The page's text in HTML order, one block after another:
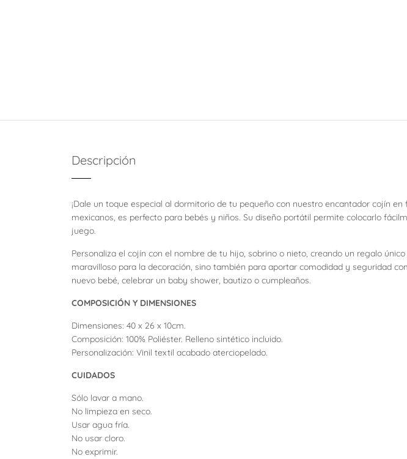
Descripción
¡Dale un toque especial al dormitorio de tu pequeño con nuestro encantador cojín
mexicanos, es perfecto para bebés y niños. Su diseño portátil permite colocarlo
juego.
Personaliza el cojín con el nombre de tu hijo, sobrino o nieto, creando un regalo
maravilloso para la decoración, sino también para aportar comodidad y seguridad
nuevo bebé, celebrar un baby shower, bautizo o cumpleaños.
COMPOSICIÓN Y DIMENSIONES
Dimensiones: 40 x 26 x 10cm.
Composición: 100% Poliéster. Relleno sintético incluido.
Personalización: Vinil textil acabado aterciopelado.
CUIDADOS
Sólo lavar a mano.
No limpieza en seco.
Usar agua fría.
No usar cloro.
No exprimir.